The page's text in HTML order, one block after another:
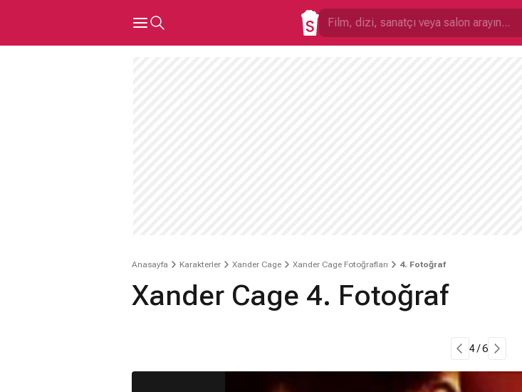
Anasayfa Karakterler Xander Cage Xander Cage Fotoğrafları 4. Fotoğraf
Xander Cage 4. Fotoğraf
4 / 6